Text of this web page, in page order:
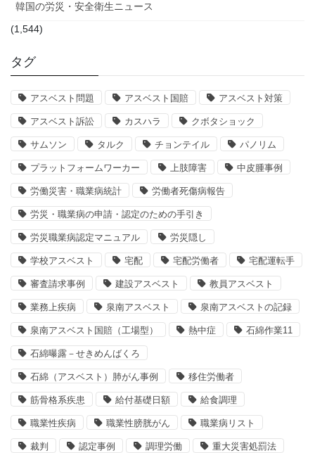
韓国の労災・安全衛生ニュース
(1,544)
タグ
アスベスト問題 アスベスト国賠 アスベスト対策
アスベスト訴訟 カスハラ クボタショック
サムソン タルク チョンテイル パノリム
プラットフォームワーカー 上肢障害 中皮腫事例
労働災害・職業病統計 労働者死傷病報告
労災・職業病の申請・認定のための手引き
労災職業病認定マニュアル 労災隠し
学校アスベスト 宅配 宅配労働者 宅配運転手
審査請求事例 建設アスベスト 教員アスベスト
業務上疾病 泉南アスベスト 泉南アスベストの記録
泉南アスベスト国賠（工場型） 熱中症 石綿作業11
石綿曝露－せきめんばくろ
石綿（アスベスト）肺がん事例 移住労働者
筋骨格系疾患 給付基礎日額 給食調理
職業性疾病 職業性膀胱がん 職業病リスト
裁判 認定事例 調理労働 重大災害処罰法